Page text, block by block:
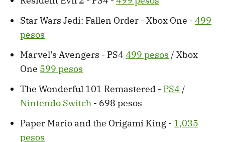
Star Wars Jedi: Fallen Order - Xbox One - 499
pesos
Marvel’s Avengers - PS4 499 pesos / Xbox
One 599 pesos
The Wonderful 101 Remastered - PS4 /
Nintendo Switch - 698 pesos
Paper Mario and the Origami King - 1,035
pesos